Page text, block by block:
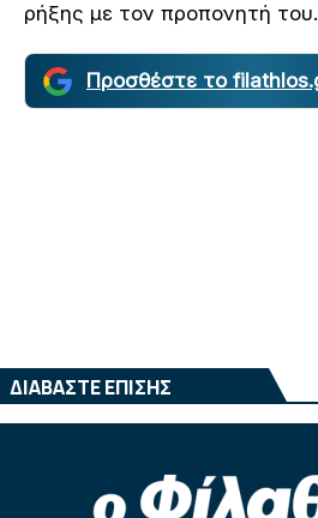
ρήξης με τον προπονητή του.
Προσθέστε το
ΔΙΑΒΑΣΤΕ ΕΠΙΣΗΣ